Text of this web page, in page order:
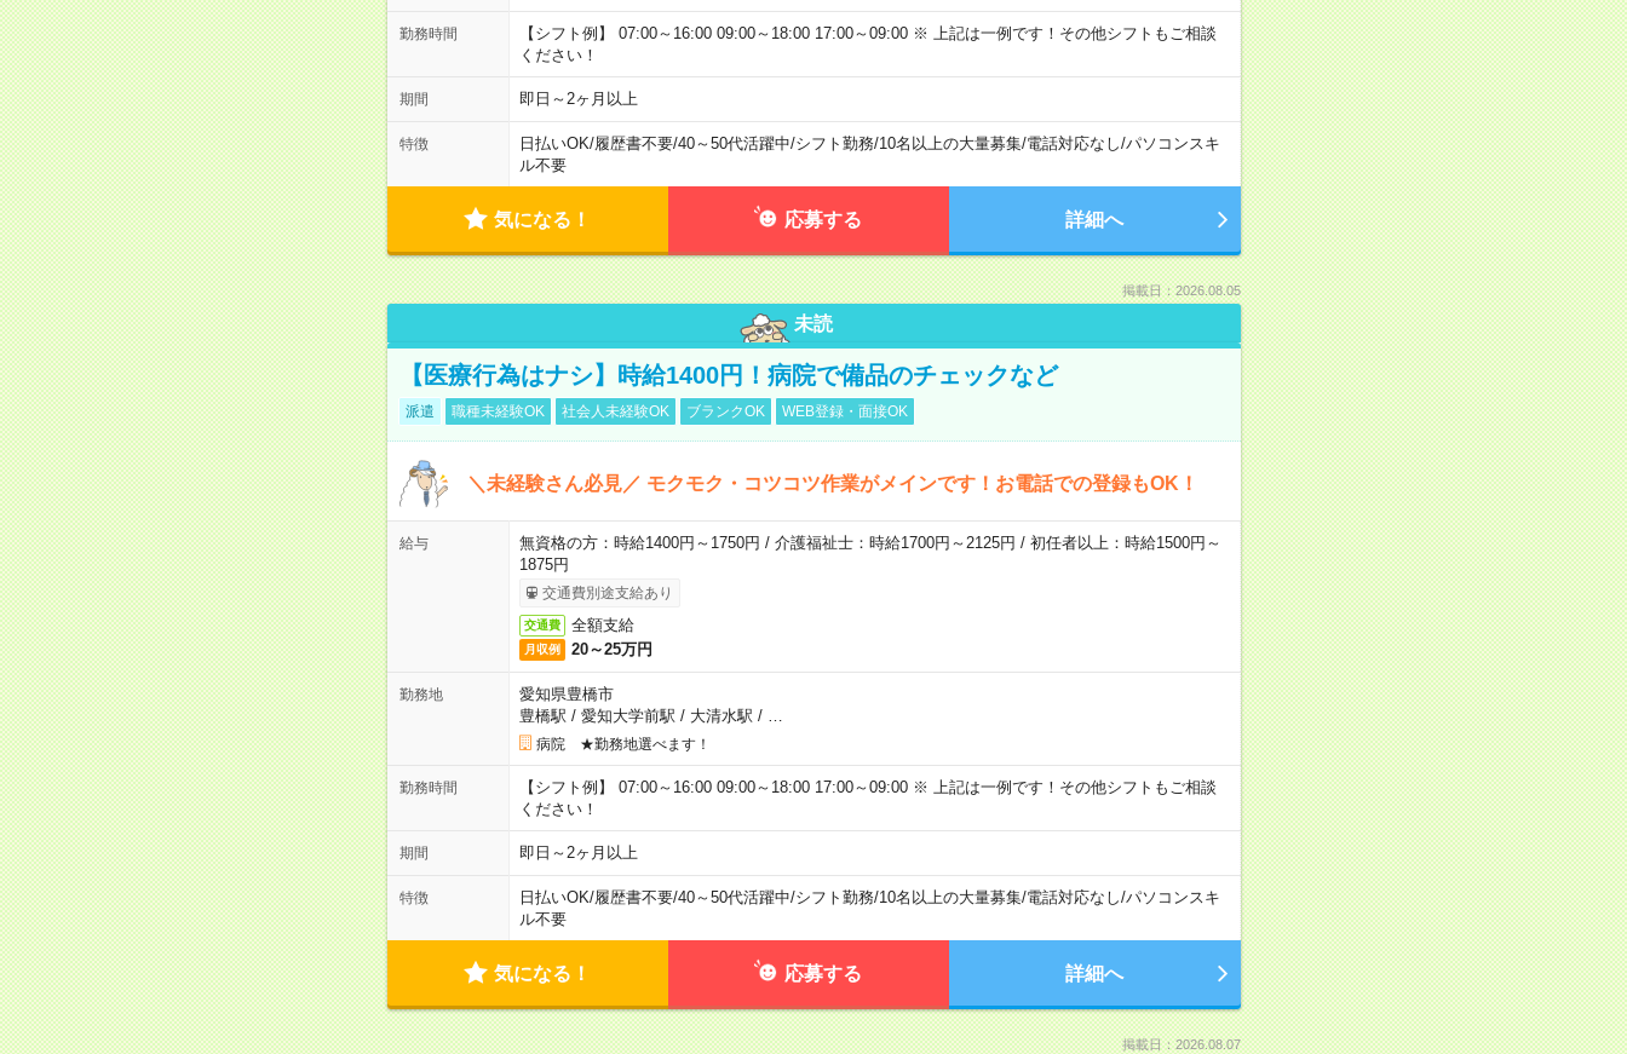
勤務時間
【シフト例】 07:00～16:00 09:00～18:00 17:00～09:00 ※ 上記は一例です！その他シフトもご相談
ください！
期間 即日～2ヶ月以上
特徴 日払いOK/履歴書不要/40～50代活躍中/シフト勤務/10名以上の大量募集/電話対応なし/パソコンスキ
ル不要
気になる！ 応募する 詳細へ
掲載日：2026.08.05
未読
【医療行為はナシ】時給1400円！病院で備品のチェックなど
派遣 職種未経験OK 社会人未経験OK ブランクOK WEB登録・面接OK
＼未経験さん必見／ モクモク・コツコツ作業がメインです！お電話での登録もOK！
給与
無資格の方：時給1400円～1750円 / 介護福祉士：時給1700円～2125円 / 初任者以上：時給1500円～
1875円
交通費別途支給あり
交通費 全額支給
月収例 20～25万円
勤務地
愛知県豊橋市
豊橋駅 / 愛知大学前駅 / 大清水駅 /
病院 ★勤務地選べます！
勤務時間
【シフト例】 07:00～16:00 09:00～18:00 17:00～09:00 ※ 上記は一例です！その他シフトもご相談
ください！
期間 即日～2ヶ月以上
特徴 日払いOK/履歴書不要/40～50代活躍中/シフト勤務/10名以上の大量募集/電話対応なし/パソコンスキ
ル不要
気になる！ 応募する 詳細へ
掲載日：2026.08.07